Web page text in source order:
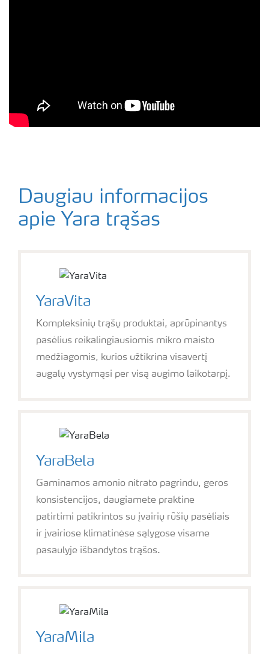
Daugiau informacijos
apie Yara trąšas
YaraVita
Kompleksinių trąšų produktai, aprūpinantys
pasėlius reikalingiausiomis mikro maisto
medžiagomis, kurios užtikrina visavertį
augalų vystymąsi per visą augimo laikotarpį.
YaraBela
Gaminamos amonio nitrato pagrindu, geros
konsistencijos, daugiamete praktine
patirtimi patikrintos su įvairių rūšių pasėliais
ir įvairiose klimatinėse sąlygose visame
pasaulyje išbandytos trąšos.
YaraMila